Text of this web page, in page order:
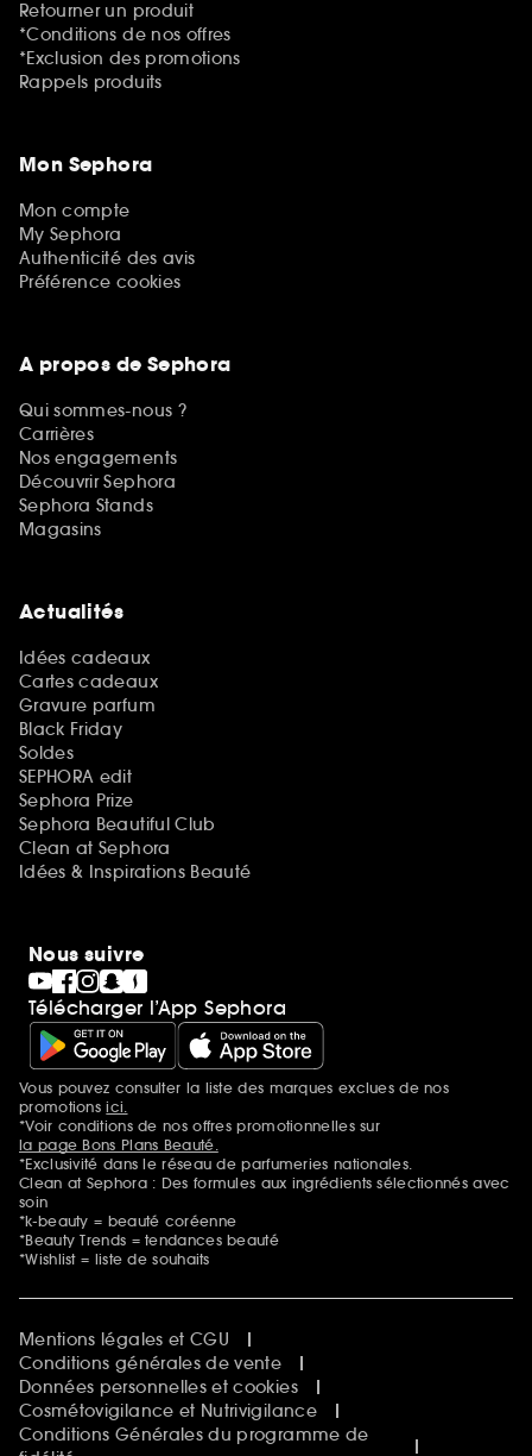
Retourner un produit
*Conditions de nos offres
*Exclusion des promotions
Rappels produits
Mon Sephora
Mon compte
My Sephora
Authenticité des avis
Préférence cookies
A propos de Sephora
Qui sommes-nous ?
Carrières
Nos engagements
Découvrir Sephora
Sephora Stands
Magasins
Actualités
Idées cadeaux
Cartes cadeaux
Gravure parfum
Black Friday
Soldes
SEPHORA edit
Sephora Prize
Sephora Beautiful Club
Clean at Sephora
Idées & Inspirations Beauté
Nous suivre
Télécharger l’App Sephora
Mentions additionnelles
Vous pouvez consulter la liste des marques exclues de nos
promotionsici.
*Voir conditions de nos offres promotionnelles sur
la page Bons Plans Beauté.
*Exclusivité dans le réseau de parfumeries nationales.
Clean at Sephora : Des formules aux ingrédients sélectionnés avec
soin
*k-beauty = beauté coréenne
*Beauty Trends = tendances beauté
*Wishlist = liste de souhaits
Mentions légales et CGU
Conditions générales de vente
Données personnelles et cookies
Cosmétovigilance et Nutrivigilance
Conditions Générales du programme de